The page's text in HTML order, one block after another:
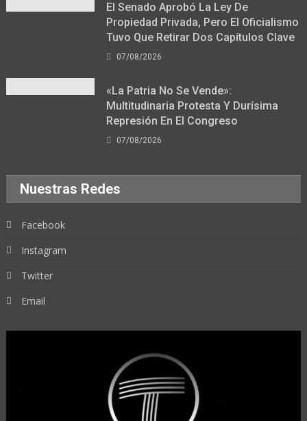
El Senado Aprobó La Ley De
Propiedad Privada, Pero El Oficialismo
Tuvo Que Retirar Dos Capítulos Clave
07/08/2026
«La Patria No Se Vende»:
Multitudinaria Protesta Y Durísima
Represión En El Congreso
07/08/2026
Nuestras Redes
Facebook
Instagram
Twitter
Email